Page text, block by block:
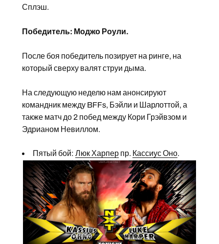
Сплэш.
Победитель: Моджо Роули.
После боя победитель позирует на ринге, на
который сверху валят струи дыма.
На следующую неделю нам анонсируют
командник между BFFs, Бэйли и Шарлоттой, а
также матч до 2 побед между Кори Грэйвзом и
Эдрианом Невиллом.
Пятый бой: Люк Харперпр. Кассиус Оно.